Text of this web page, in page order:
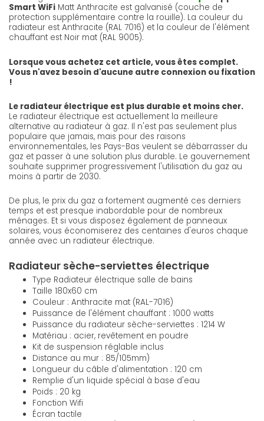
Smart WiFi Matt Anthracite est galvanisé (couche de
protection supplémentaire contre la rouille). La couleur du
radiateur est Anthracite (RAL 7016) et la couleur de l'élément
chauffant est Noir mat (RAL 9005).
Lorsque vous achetez cet article, vous êtes complet.
Vous n'avez besoin d'aucune autre connexion ou fixation
!
Le radiateur électrique est plus durable et moins cher.
Le radiateur électrique est actuellement la meilleure
alternative au radiateur à gaz. Il n'est pas seulement plus
populaire que jamais, mais pour des raisons
environnementales, les Pays-Bas veulent se débarrasser du
gaz et passer à une solution plus durable. Le gouvernement
souhaite supprimer progressivement l'utilisation du gaz au
moins à partir de 2030.
De plus, le prix du gaz a fortement augmenté ces derniers
temps et est presque inabordable pour de nombreux
ménages. Et si vous disposez également de panneaux
solaires, vous économiserez des centaines d'euros chaque
année avec un radiateur électrique.
Radiateur sèche-serviettes électrique
Type Radiateur électrique salle de bains
Taille 180x60 cm
Couleur : Anthracite mat (RAL-7016)
Puissance de l'élément chauffant : 1000 watts
Puissance du radiateur sèche-serviettes : 1214 W
Matériau : acier, revêtement en poudre
Kit de suspension réglable inclus
Distance au mur : 85/105mm)
Longueur du câble d'alimentation : 120 cm
Remplie d'un liquide spécial à base d'eau
Poids : 20 kg
Fonction Wifi
Écran tactile